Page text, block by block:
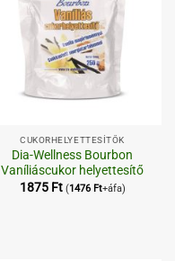
CUKORHELYETTESÍTŐK
Dia-Wellness Bourbon
Vaníliáscukor helyettesítő
1875 Ft (1476 Ft+áfa)